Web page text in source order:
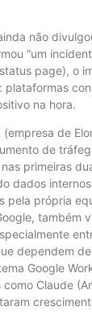
não
“um
page), o
plataformas
na hora.
(empresa de
de
primeiras
dados internos
pela própria
também
dependem
Google
como Claude